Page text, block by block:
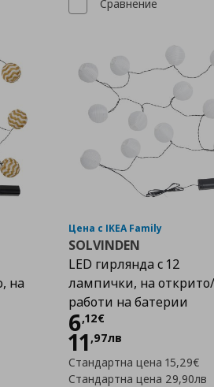
на
Сравнение
Цена с IKEA Family
SOLVINDEN
LED гирлянда с 12
лампички, на открито/
работи на батерии
6,12€
Цена
11 ,97лв
Стандартна цена 15,29€
Стандартна цена 29,90лв